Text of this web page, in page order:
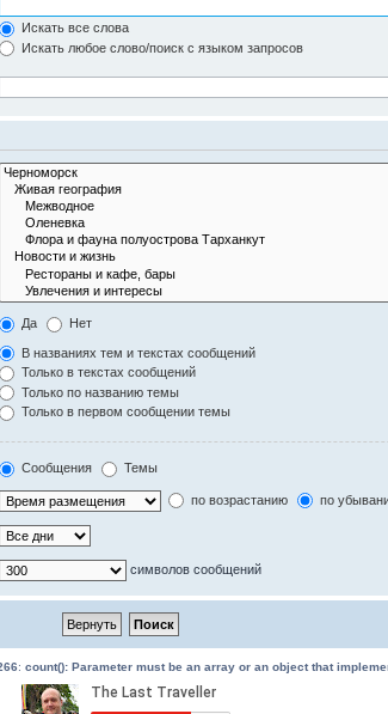
Искать все слова
Искать любое слово/поиск с языком запросов
Да Нет
В названиях тем и текстах сообщений
Только в текстах сообщений
Только по названию темы
Только в первом сообщении темы
Сообщения Темы
по возрастанию по
символов сообщений
: count(): Parameter must be an array or an object that